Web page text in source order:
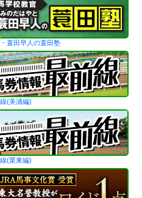
蓑田早人の蓑田塾
(美浦編)
(栗東編)